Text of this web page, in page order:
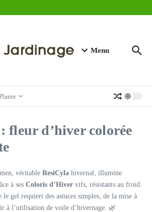
de calories dans un croque monsieur en 2025 ?
Menu
fleur d’hiver colorée
véritable ResiCyla hivernal, illumine
à ses Coloris d’Hiver vifs, résistants au froid.
gel requiert des astuces simples, de la mise à
à l’utilisation de voile d’hivernage. 🌿